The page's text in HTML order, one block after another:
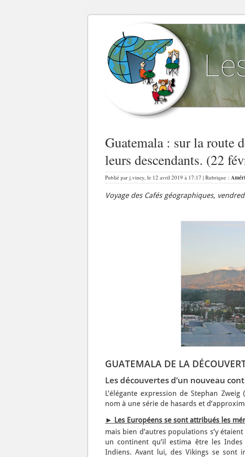
Guatemala : sur la route
leurs descendants. (22
Publié par j.viney, le 12 avril 2019 à 17:17 | Rubrique :
Voyage des Cafés géographiques,
GUATEMALA DE LA
Les découvertes d’un nouveau
L’élégante expression de Stephan Zweig (
nom à une série de hasards et
► Les Européens se sont attribués les
mais bien d’autres populations s’y
un continent qu’il estima être les
Indiens. Avant lui, des Vikings se sont